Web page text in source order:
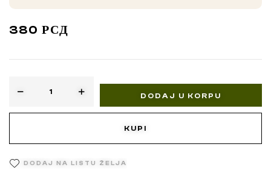
380 РСД
DODAJ U KORPU
KUPI
DODAJ NA LISTU ŽELJA